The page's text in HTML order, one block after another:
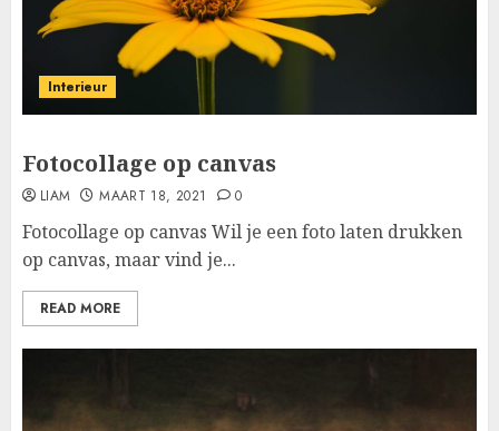
Interieur
Fotocollage op canvas
LIAM MAART 18, 2021 0
Fotocollage op canvas Wil je een foto laten drukken
op canvas, maar vind je...
READ MORE